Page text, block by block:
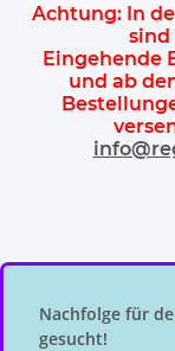
Achtung: In
sind
Eingehende
und ab
Nachfolge für
gesucht!